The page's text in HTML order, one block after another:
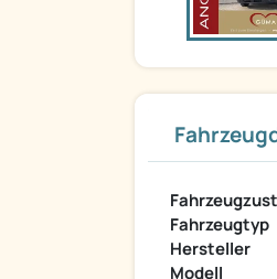
Fahrzeugtyp
Hersteller
Modell